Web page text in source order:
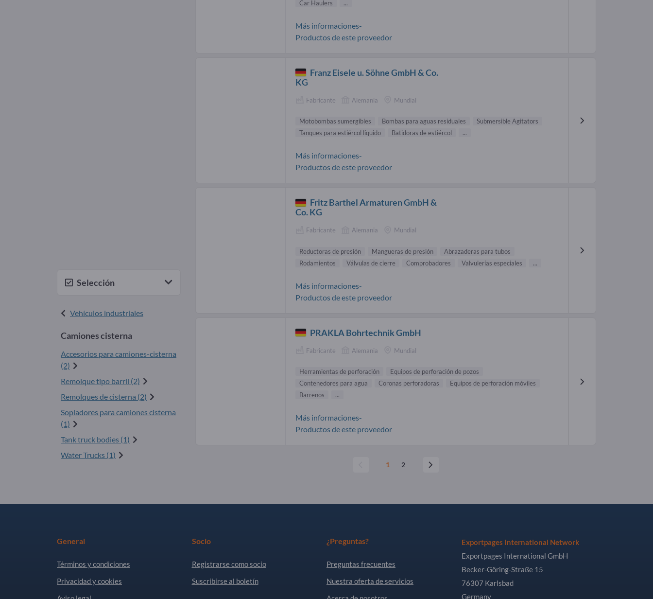
Selección
Vehículos industriales
Camiones cisterna
Accesorios para camiones-cisterna
(2)
Remolque tipo barril (2)
Remolques de cisterna (2)
Sopladores para camiones cisterna
(1)
Tank truck bodies (1)
Water Trucks (1)
Car Haulers
...
Más informaciones-
Productos de este proveedor
Franz Eisele u. Söhne GmbH & Co.
KG
Fabricante Alemania Mundial
Motobombas sumergibles Bombas para aguas residuales
Submersible Agitators
Tanques para estiércol líquido
Batidoras de estiércol ...
Más informaciones-
Productos de este proveedor
Fritz Barthel Armaturen GmbH &
Co. KG
Fabricante Alemania Mundial
Reductoras de presión Mangueras de presión
Abrazaderas para tubos
Rodamientos
Válvulas de cierre Comprobadores Valvulerías especiales ...
Más informaciones-
Productos de este proveedor
PRAKLA Bohrtechnik GmbH
Fabricante Alemania Mundial
Herramientas de perforación
Equipos de perforación de pozos
Contenedores para agua
Coronas perforadoras
Equipos de perforación móviles
Barrenos
...
Más informaciones-
Productos de este proveedor
1 2
General
Términos y condiciones
Privacidad y cookies
Socio
Registrarse como socio
Suscribirse al boletín
¿Preguntas?
Preguntas frecuentes
Nuestra oferta de servicios
Exportpages International Network
Exportpages International GmbH
Becker-Göring-Straße 15
76307 Karlsbad
Germany